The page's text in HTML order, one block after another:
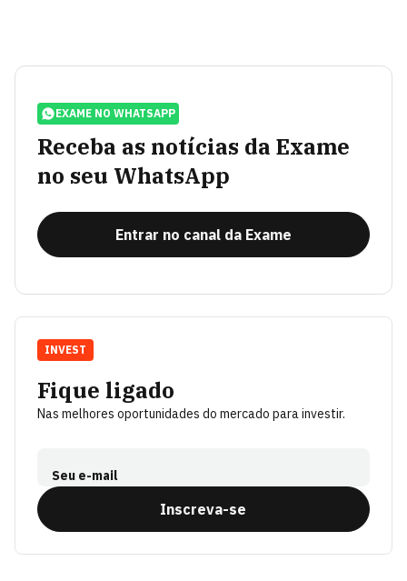
EXAME NO WHATSAPP
Receba as notícias da Exame
no seu WhatsApp
Entrar no canal da Exame
Fique ligado
Nas melhores oportunidades do mercado para investir.
Seu e-mail
Inscreva-se
INVEST